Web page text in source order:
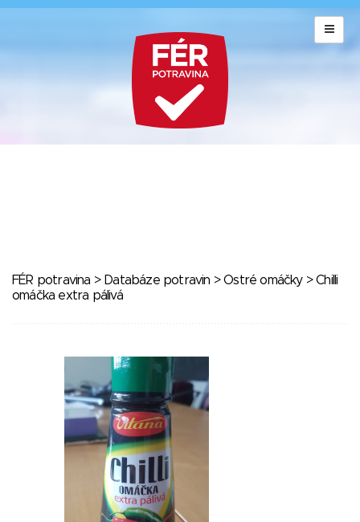
FÉR potravina > Databáze potravin >Ostré omáčky> Chilli
omáčka extra pálivá